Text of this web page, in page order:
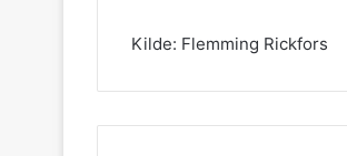
Kilde: Flemming Rickfors